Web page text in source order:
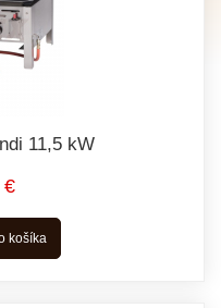
11,5 kW
€